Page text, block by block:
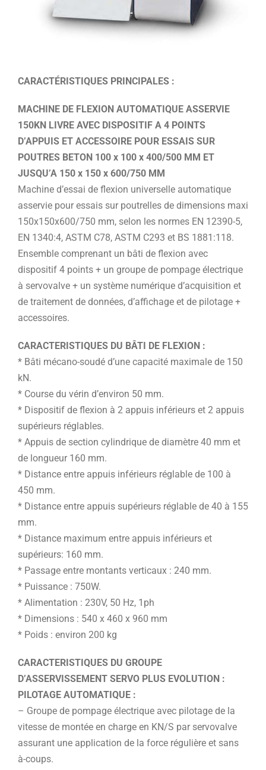
CARACTÉRISTIQUES PRINCIPALES :
MACHINE DE FLEXION AUTOMATIQUE ASSERVIE
150KN LIVRE AVEC DISPOSITIF A 4 POINTS
D’APPUIS ET ACCESSOIRE POUR ESSAIS SUR
POUTRES BETON 100 x 100 x 400/500 MM ET
JUSQU’A 150 x 150 x 600/750 MM
Machine d’essai de flexion universelle automatique
asservie pour essais sur poutrelles de dimensions maxi
150x150x600/750 mm, selon les normes EN 12390-5,
EN 1340:4, ASTM C78, ASTM C293 et BS 1881:118.
Ensemble comprenant un bâti de flexion avec
dispositif 4 points + un groupe de pompage électrique
à servovalve + un système numérique d’acquisition et
de traitement de données, d’affichage et de pilotage +
accessoires.
CARACTERISTIQUES DU BÂTI DE FLEXION :
* Bâti mécano-soudé d’une capacité maximale de 150
kN.
* Course du vérin d’environ 50 mm.
* Dispositif de flexion à 2 appuis inférieurs et 2 appuis
supérieurs réglables.
* Appuis de section cylindrique de diamètre 40 mm et
de longueur 160 mm.
* Distance entre appuis inférieurs réglable de 100 à
450 mm.
* Distance entre appuis supérieurs réglable de 40 à 155
mm.
* Distance maximum entre appuis inférieurs et
supérieurs: 160 mm.
* Passage entre montants verticaux : 240 mm.
* Puissance : 750W.
* Alimentation : 230V, 50 Hz, 1ph
* Dimensions : 540 x 460 x 960 mm
* Poids : environ 200 kg
CARACTERISTIQUES DU GROUPE
D’ASSERVISSEMENT SERVO PLUS EVOLUTION :
PILOTAGE AUTOMATIQUE :
– Groupe de pompage électrique avec pilotage de la
vitesse de montée en charge en KN/S par servovalve
assurant une application de la force régulière et sans
à-coups.